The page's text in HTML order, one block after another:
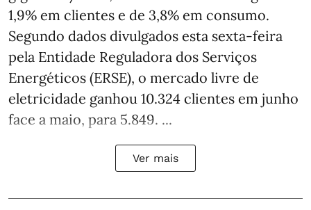
1,9% em clientes e de 3,8% em consumo.
Segundo dados divulgados esta sexta-feira
pela Entidade Reguladora dos Serviços
Energéticos (ERSE), o mercado livre de
eletricidade ganhou 10.324 clientes em junho
face a maio, para 5.849. ...
Ver mais